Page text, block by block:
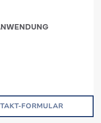
FORMULAR